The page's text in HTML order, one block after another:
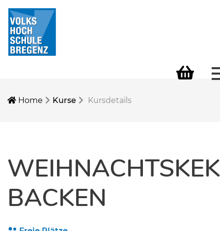
Home Kurse Kursdetails
BACKEN